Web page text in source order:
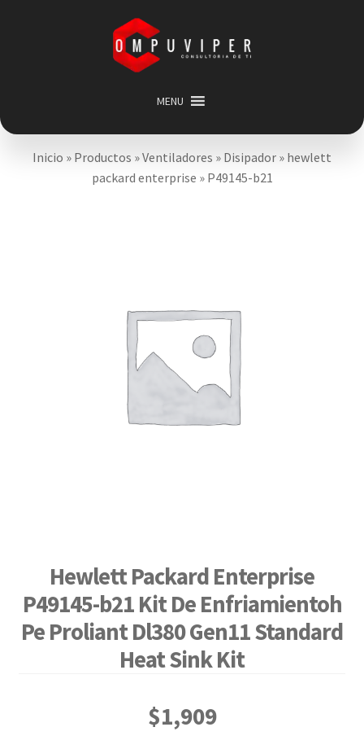
Saltar
navegación
contenido
MENU
Inicio
Categorias
Expandir
Inicio » Productos »Ventiladores » Disipador » hewlett
packard enterprise » P49145-b21
Hewlett Packard Enterprise
P49145-b21 Kit De Enfriamientoh
Pe Proliant Dl380 Gen11 Standard
Heat Sink Kit
$1,909